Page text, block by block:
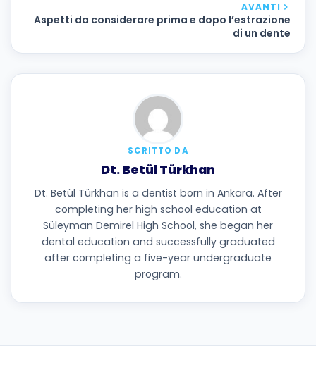
AVANTI
Aspetti da considerare prima e dopo l’estrazione
di un dente
SCRITTO DA
Dt. Betül Türkhan
Dt. Betül Türkhan is a dentist born in Ankara. After
completing her high school education at
Süleyman Demirel High School, she began her
dental education and successfully graduated
after completing a five-year undergraduate
program.